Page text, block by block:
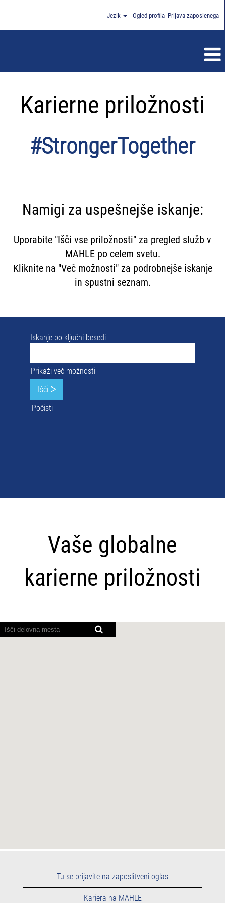
Jezik Ogled profila Prijava zaposlenega
Karierne priložnosti
#StrongerTogether
Namigi za uspešnejše iskanje:
Uporabite "Išči vse priložnosti" za pregled služb v
MAHLE po celem svetu.
Kliknite na "Več možnosti" za podrobnejše iskanje
in spustni seznam.
Iskanje po ključni besedi
Prikaži več možnosti
Počisti
Vaše
karierne
priložnosti
Vaše globalne
karierne priložnosti
Bralniki
zaslona
Tu se prijavite na zaposlitveni oglas
Kariera na MAHLE